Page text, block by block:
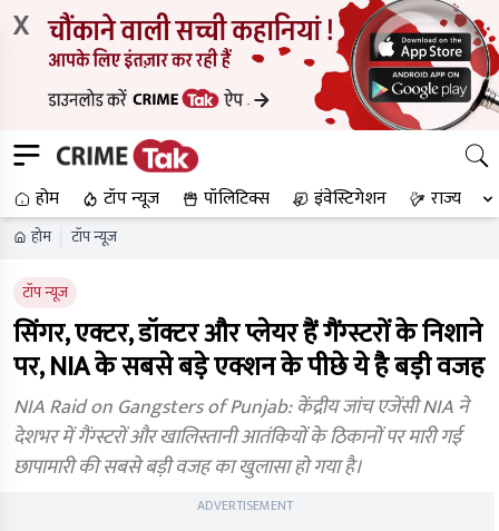
X
होम टॉप न्यूज पॉलिटिक्स इंवेस्टिगेशन राज्य
होम टॉप न्यूज
टॉप न्यूज
सिंगर, एक्टर, डॉक्टर और प्लेयर हैं गैंग्स्टरों के निशाने
पर, NIA के सबसे बड़े एक्शन के पीछे ये है बड़ी वजह
NIA Raid on Gangsters of Punjab: केंद्रीय जांच एजेंसी NIA ने
देशभर में गैंग्स्टरों और खालिस्तानी आतंकियों के ठिकानों पर मारी गई
छापामारी की सबसे बड़ी वजह का खुलासा हो गया है।
ADVERTISEMENT